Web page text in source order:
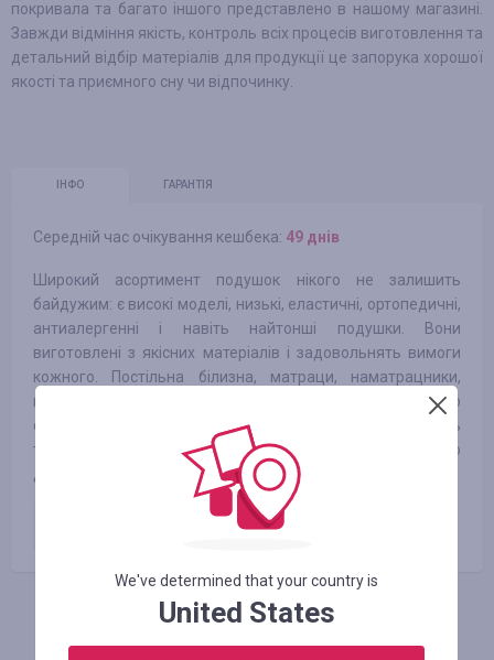
покривала та багато іншого представлено в нашому магазині.
Завжди відміння якість, контроль всіх процесів виготовлення та
детальний відбір матеріалів для продукції це запорука хорошої
якості та приємного сну чи відпочинку.
ІНФО ГАРАНТІЯ
Середній час очікування кешбека: 49 днів
Широкий асортимент подушок нікого не залишить
байдужим: є високі моделі, низькі, еластичні, ортопедичні,
антиалергенні і навіть найтонші подушки. Вони
виготовлені з якісних матеріалів і задовольнять вимоги
кожного. Постільна білизна, матраци, наматрацники,
ковдри — все це найкраще купувати у нас, адже ми шиємо
самі і дбаємо про якість своєї продукції. Все про текстиль
та постільну білизну - це наш Світ, і ми створюємо його
для вас!
Оплачене замовлення
АВТОРИЗУЙТЕСЬ, ЩОБ ЗАЛИШИТИ ВІДГУК
We've determined that your country is
United States